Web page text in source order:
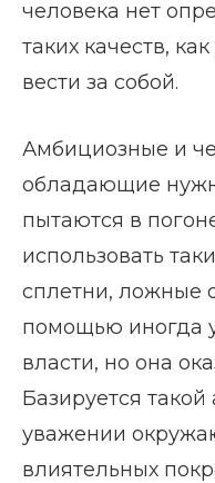
человека нет
таких качеств,
вести за собой.
Амбициозные и
обладающие
пытаются в
использовать
сплетни, ложные
помощью иногда
власти, но она
Базируется такой
уважении
влиятельных